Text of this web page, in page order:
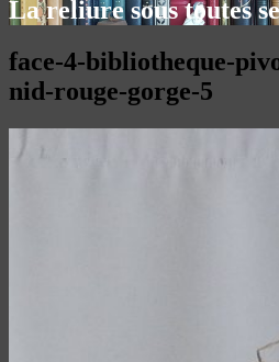
La reliure sous toutes
face-4-bibliotheque-
nid-rouge-gorge-5